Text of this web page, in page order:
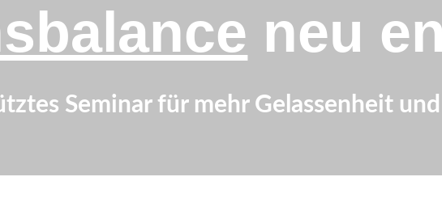
neu
Seminar für mehr Gelassenheit